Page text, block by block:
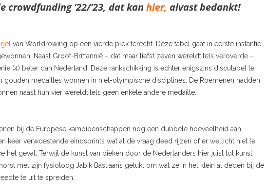
crowdfunding ’22/’23, dat kan hier, alvast bedankt!
van Worldrowing op een vierde plek terecht. Deze tabel gaat in eerste instantie
Naast Groot-Brittannië – dat maar liefst zeven wereldtitels veroverde –
(4) beter dan Nederland. Deze rankschikking is echter enigszins discutabel te
gouden medailles wonnen in niet-olympische disciplines. De Roemenen hadden
naast hun vier wereldtitels geen enkele andere medaille.
bij de Europese kampioenschappen nog een dubbele hoeveelheid aan
keer verwoestende eindsprints wat al de vraag deed rijzen of er wellicht niet te
het geval. Terwijl de kunst van pieken door de Nederlanders hier juist tot kunst
met zijn fysioloog Jabik Bastiaans gelukt om wat ze in het klein al deden bij de
te uit te spreiden.